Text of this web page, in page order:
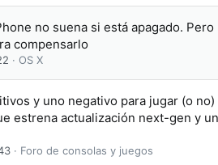
no suena si está apagado. Pero
compensarlo
OS X
y uno negativo para jugar (o no)
estrena actualización next-gen y un
Foro de consolas y juegos